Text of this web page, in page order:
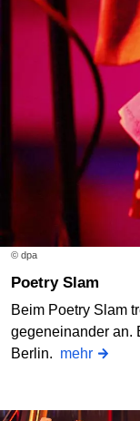
© dpa
Poetry Slam
Beim Poetry Slam
gegeneinander an.
Berlin. mehr